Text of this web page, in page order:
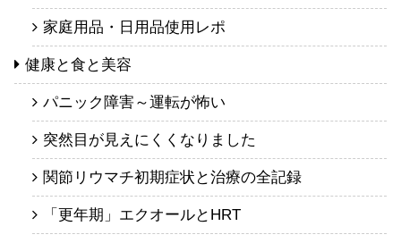
家庭用品・日用品使用レポ
健康と食と美容
パニック障害～運転が怖い
突然目が見えにくくなりました
関節リウマチ初期症状と治療の全記録
「更年期」エクオールとHRT